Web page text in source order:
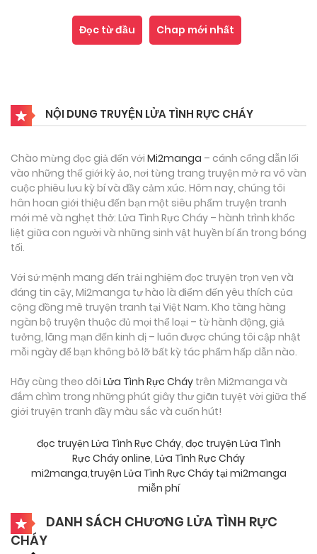
Đọc từ đầu Chap mới nhất
NỘI DUNG TRUYỆN LỬA TÌNH RỰC CHÁY
Chào mừng đọc giả đến với Mi2manga – cánh cổng dẫn lối
vào những thế giới kỳ ảo, nơi từng trang truyện mở ra vô vàn
cuộc phiêu lưu kỳ bí và đầy cảm xúc. Hôm nay, chúng tôi
hân hoan giới thiệu đến bạn một siêu phẩm truyện tranh
mới mẻ và nghẹt thở: Lửa Tình Rực Cháy – hành trình khốc
liệt giữa con người và những sinh vật huyền bí ẩn trong bóng
tối.
Với sứ mệnh mang đến trải nghiệm đọc truyện trọn vẹn và
đáng tin cậy, Mi2manga tự hào là điểm đến yêu thích của
cộng đồng mê truyện tranh tại Việt Nam. Kho tàng hàng
ngàn bộ truyện thuộc đủ mọi thể loại – từ hành động, giả
tưởng, lãng mạn đến kinh dị – luôn được chúng tôi cập nhật
mỗi ngày để bạn không bỏ lỡ bất kỳ tác phẩm hấp dẫn nào.
Hãy cùng theo dõi Lửa Tình Rực Cháy trên Mi2manga và
đắm chìm trong những phút giây thư giãn tuyệt vời giữa thế
giới truyện tranh đầy màu sắc và cuốn hút!
đọc truyện Lửa Tình Rực Cháy, đọc truyện Lửa Tình
Rực Cháy online, Lửa Tình Rực Cháy
mi2manga,truyện Lửa Tình Rực Cháy tại mi2manga
miễn phí
DANH SÁCH CHƯƠNG LỬA TÌNH RỰC
CHÁY